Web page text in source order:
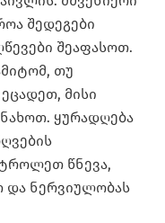
შედეგები
შეაფასოთ.
თუ
მისი
ყურადღება
წნევა,
და ნერვიულობას